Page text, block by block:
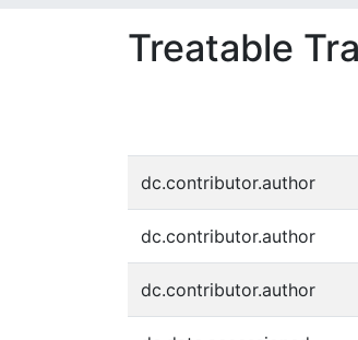
Treatable
dc.contributor.author
dc.contributor.author
dc.contributor.author